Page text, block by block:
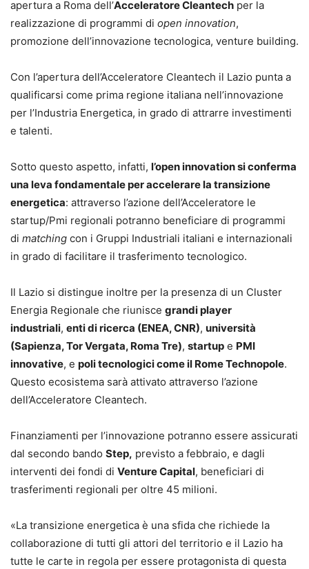
apertura a Roma dell’Acceleratore Cleantech per la
realizzazione di programmi di open innovation,
promozione dell’innovazione tecnologica, venture building.
Con l’apertura dell’Acceleratore Cleantech il Lazio punta a
qualificarsi come prima regione italiana nell’innovazione
per l’Industria Energetica, in grado di attrarre investimenti
e talenti.
Sotto questo aspetto, infatti, l’open innovation si conferma
una leva fondamentale per accelerare la transizione
energetica: attraverso l’azione dell’Acceleratore le
startup/Pmi regionali potranno beneficiare di programmi
di matching con i Gruppi Industriali italiani e internazionali
in grado di facilitare il trasferimento tecnologico.
Il Lazio si distingue inoltre per la presenza di un Cluster
Energia Regionale che riunisce grandi player
industriali, enti di ricerca (ENEA, CNR), università
(Sapienza, Tor Vergata, Roma Tre), startup e PMI
innovative, e poli tecnologici come il Rome Technopole.
Questo ecosistema sarà attivato attraverso l’azione
dell’Acceleratore Cleantech.
Finanziamenti per l’innovazione potranno essere assicurati
dal secondo bando Step, previsto a febbraio, e dagli
interventi dei fondi di Venture Capital, beneficiari di
trasferimenti regionali per oltre 45 milioni.
«La transizione energetica è una sfida che richiede la
collaborazione di tutti gli attori del territorio e il Lazio ha
tutte le carte in regola per essere protagonista di questa